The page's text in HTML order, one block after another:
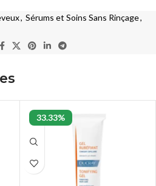
, Sérums et Soins Sans Rinçage,
33.33%